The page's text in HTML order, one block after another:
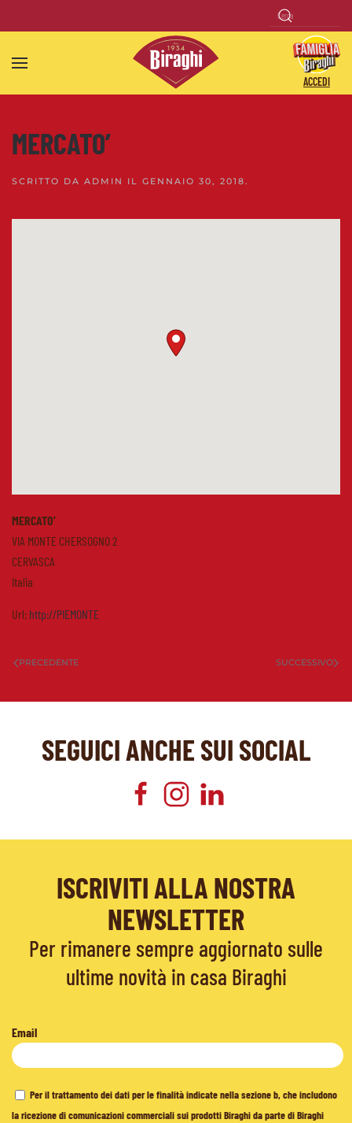
Skip to main content
ACCEDI
MERCATO’
SCRITTO DA ADMIN IL GENNAIO 30, 2018.
MERCATO’
VIA MONTE CHERSOGNO 2
CERVASCA
Italia
Url: http://PIEMONTE
PRECEDENTE SUCCESSIVO
SEGUICI ANCHE SUI SOCIAL
ISCRIVITI ALLA NOSTRA
NEWSLETTER
Per rimanere sempre aggiornato sulle
ultime novità in casa Biraghi
Email
Per il trattamento dei dati per le finalità indicate nella sezione b, che includono
la ricezione di comunicazioni commerciali sui prodotti Biraghi da parte di Biraghi